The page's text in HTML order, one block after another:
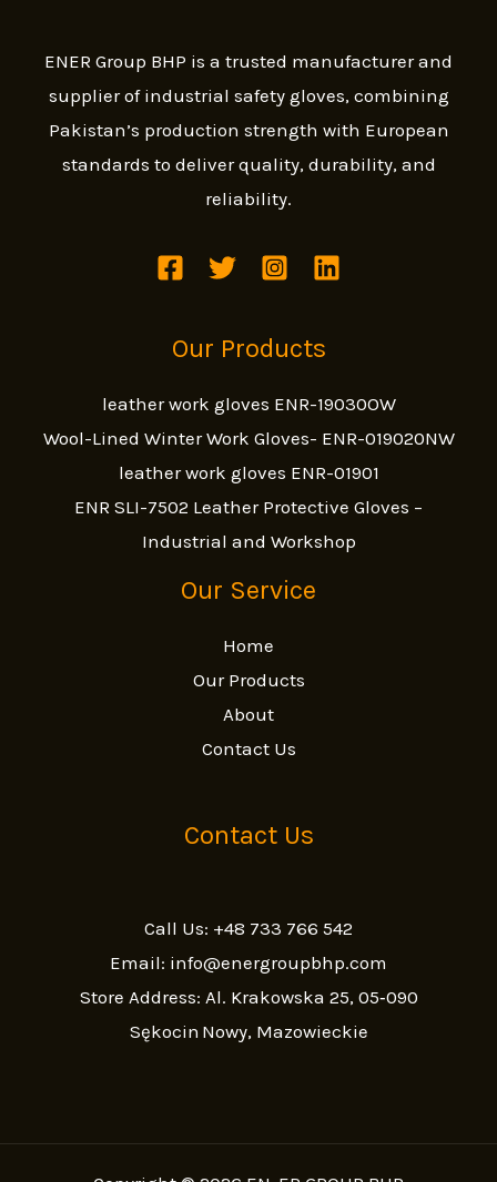
ENER Group BHP is a trusted manufacturer and
supplier of industrial safety gloves, combining
Pakistan’s production strength with European
standards to deliver quality, durability, and
reliability.
Our Products
leather work gloves ENR-19030OW
Wool-Lined Winter Work Gloves- ENR-019020NW
leather work gloves ENR-01901
ENR SLI-7502 Leather Protective Gloves –
Industrial and Workshop
Our Service
Home
Our Products
About
Contact Us
Contact Us
Call Us: +48 733 766 542
Email: info@energroupbhp.com
Store Address: Al. Krakowska 25, 05‑090
Sękocin Nowy, Mazowieckie